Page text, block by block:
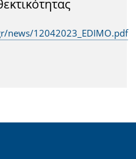
12042023_EDIMO.pdf